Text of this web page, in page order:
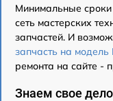
Минимальные
сеть мастерских
запчастей. И
запчасть на модель
ремонта на сайте -
Знаем свое дело